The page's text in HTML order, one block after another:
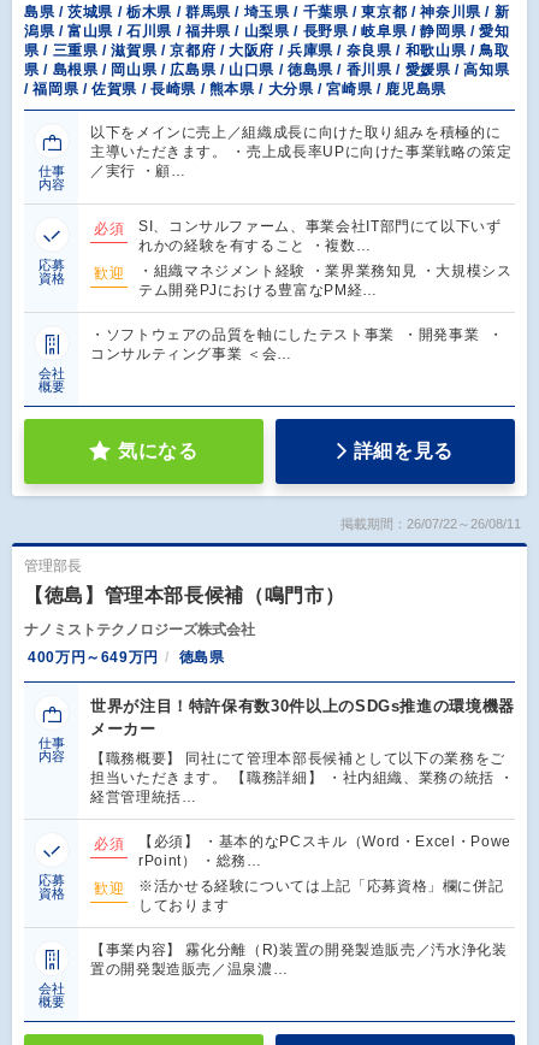
島県 / 茨城県 / 栃木県 / 群馬県 / 埼玉県 / 千葉県 / 東京都 / 神奈川県 / 新
潟県 / 富山県 / 石川県 / 福井県 / 山梨県 / 長野県 / 岐阜県 / 静岡県 / 愛知
県 / 三重県 / 滋賀県 / 京都府 / 大阪府 / 兵庫県 / 奈良県 / 和歌山県 / 鳥取
県 / 島根県 / 岡山県 / 広島県 / 山口県 / 徳島県 / 香川県 / 愛媛県 / 高知県
/ 福岡県 / 佐賀県 / 長崎県 / 熊本県 / 大分県 / 宮崎県 / 鹿児島県
仕事
内容
以下をメインに売上／組織成長に向けた取り組みを積極的に
主導いただきます。 ・売上成長率UPに向けた事業戦略の策定
／実行 ・顧…
応募
資格
必須
SI、コンサルファーム、事業会社IT部門にて以下いず
れかの経験を有すること ・複数…
歓迎
・組織マネジメント経験 ・業界業務知見 ・大規模シス
テム開発PJにおける豊富なPM経…
会社
概要
・ソフトウェアの品質を軸にしたテスト事業 ・開発事業 ・
コンサルティング事業 ＜会…
気になる 詳細を見る
掲載期間：26/07/22～26/08/11
管理部長
【徳島】管理本部長候補（鳴門市）
ナノミストテクノロジーズ株式会社
400万円～649万円
徳島県
仕事
内容
世界が注目！特許保有数30件以上のSDGs推進の環境機器
メーカー
【職務概要】 同社にて管理本部長候補として以下の業務をご
担当いただきます。 【職務詳細】 ・社内組織、業務の統括 ・
経営管理統括…
応募
資格
必須
【必須】 ・基本的なPCスキル（Word・Excel・Powe
rPoint） ・総務…
歓迎
※活かせる経験については上記「応募資格」欄に併記
しております
会社
概要
【事業内容】 霧化分離（R)装置の開発製造販売／汚水浄化装
置の開発製造販売／温泉濃…